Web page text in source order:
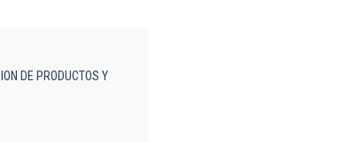
DE PRODUCTOS Y